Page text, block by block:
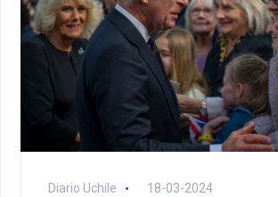
Diario Uchile 18-03-2024